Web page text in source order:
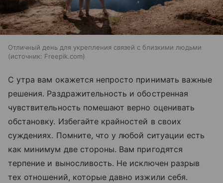
Отличный день для укрепления связей с близкими людьми
источник: Freepik.com
С утра вам окажется непросто принимать важные
решения. Раздражительность и обостренная
чувствительность помешают верно оценивать
обстановку. Избегайте крайностей в своих
суждениях. Помните, что у любой ситуации есть
как минимум две стороны. Вам пригодятся
терпение и выносливость. Не исключен разрыв
тех отношений, которые давно изжили себя.